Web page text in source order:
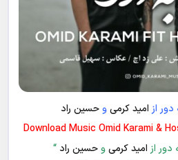
از امید کرمیوحسین راد
Download Music Omid Karami &
دور از امید کرمیوحسین راد “